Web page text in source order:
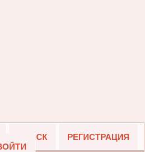
ПОИСК
РЕГИСТРАЦИЯ